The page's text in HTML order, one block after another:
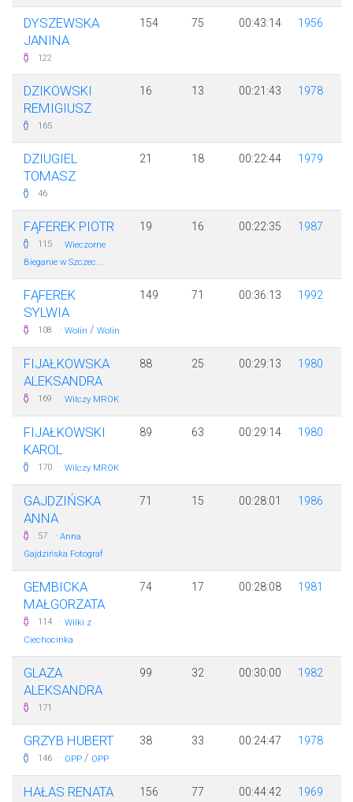
DYSZEWSKA
JANINA
122
154 75 00:43:14 1956
DZIKOWSKI
REMIGIUSZ
165
16 13 00:21:43 1978
DZIUGIEL
TOMASZ
46
21 18 00:22:44 1979
FĄFEREK PIOTR
115 · Wieczorne
Bieganie w Szczec...
19 16 00:22:35 1987
FĄFEREK
SYLWIA
108 · Wolin / Wolin
149 71 00:36:13 1992
FIJAŁKOWSKA
ALEKSANDRA
169 · Wilczy MROK
88 25 00:29:13 1980
FIJAŁKOWSKI
KAROL
170 · Wilczy MROK
89 63 00:29:14 1980
GAJDZIŃSKA
ANNA
57 · Anna
Gajdzińska Fotograf
71 15 00:28:01 1986
GEMBICKA
MAŁGORZATA
114 · Wilki z
Ciechocinka
74 17 00:28:08 1981
GLAZA
ALEKSANDRA
171
99 32 00:30:00 1982
GRZYB HUBERT
146 · OPP / OPP
38 33 00:24:47 1978
HAŁAS RENATA 156 77 00:44:42 1969